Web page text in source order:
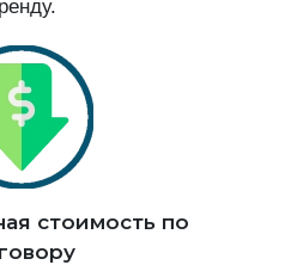
стоимость по